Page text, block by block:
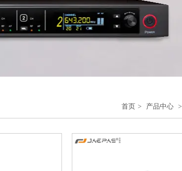
首页 > 产品中心 >